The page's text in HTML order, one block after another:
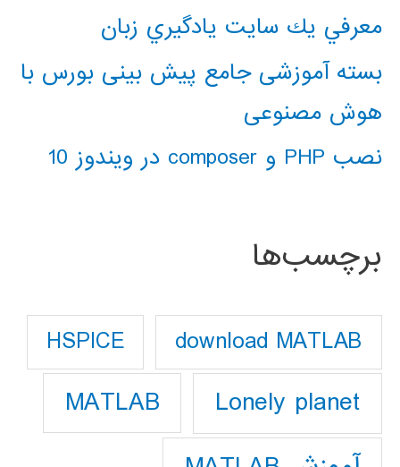
معرفي يك سايت يادگيري زبان
بسته آموزشی جامع پیش بینی بورس با
هوش مصنوعی
نصب PHP و composer در ویندوز 10
برچسب‌ها
download MATLAB
HSPICE
Lonely planet
MATLAB